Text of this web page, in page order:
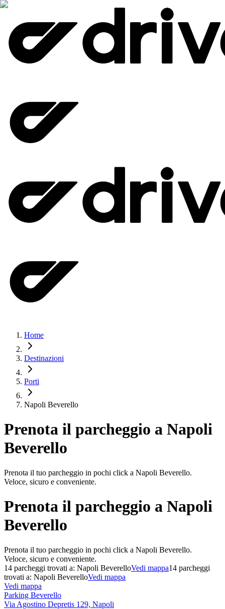
Home
Destinazioni
Porti
Napoli Beverello
Prenota il parcheggio a Napoli
Beverello
Prenota il tuo parcheggio in pochi click a Napoli Beverello.
Veloce, sicuro e conveniente.
Prenota il parcheggio a Napoli
Beverello
Prenota il tuo parcheggio in pochi click a Napoli Beverello.
Veloce, sicuro e conveniente.
14 parcheggi trovati a: Napoli BeverelloVedi mappa14 parcheggi
trovati a: Napoli BeverelloVedi mappa
Vedi mappa
Parking Beverello
Via Agostino Depretis 129, Napoli